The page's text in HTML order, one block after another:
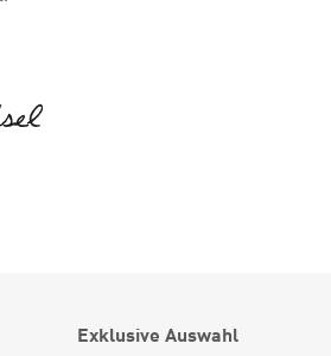
Exklusive Auswahl